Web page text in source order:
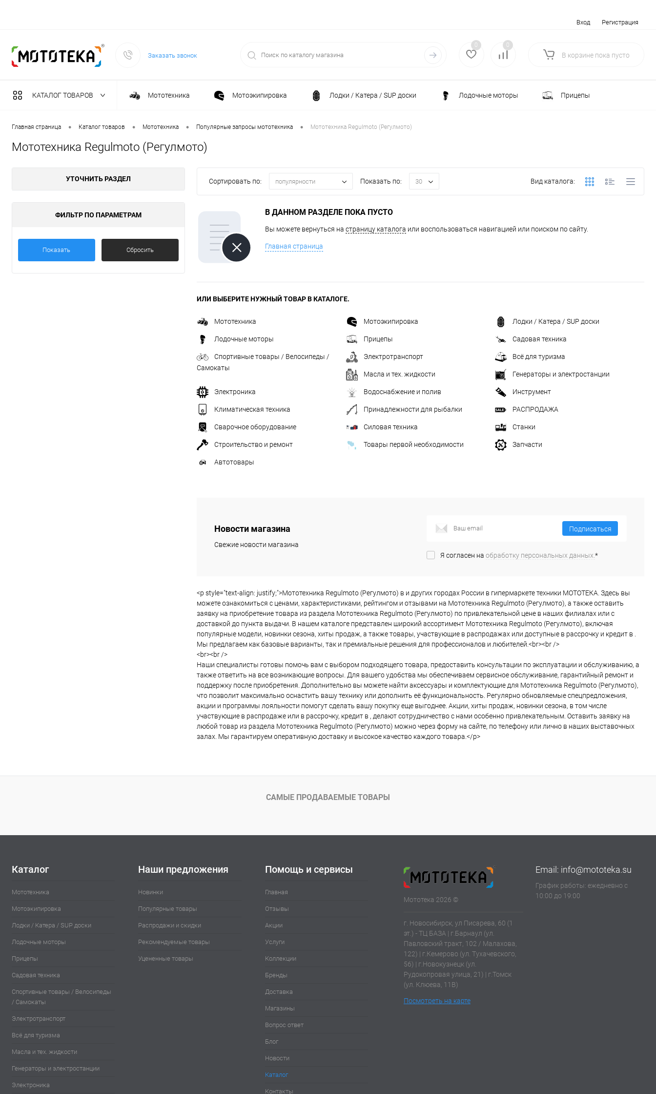
Вход Регистрация
Заказать звонок
0 0
В корзине пока пусто
КАТАЛОГ ТОВАРОВ Мототехника Мотоэкипировка Лодки / Катера / SUP доски Лодочные моторы Прицепы
Садовая техника Спортивные товары / Велосипеды / Самокаты
Масла и тех. жидкости
Климатическая техника Принадлежности для рыбалки РАСПРОДАЖА
Силовая техника Станки
Товары первой необходимости
Главная страница • Каталог товаров • Мототехника • Популярные запросы мототехника • Мототехника Regulmoto (Регулмото)
Мототехника Regulmoto (Регулмото)
УТОЧНИТЬ РАЗДЕЛ
ФИЛЬТР ПО ПАРАМЕТРАМ
Показать Сбросить
Сортировать по: популярности Показать по: 30 Вид каталога:
В ДАННОМ РАЗДЕЛЕ ПОКА ПУСТО
Вы можете вернуться на страницу каталога или воспользоваться навигацией или поиском по сайту.
Главная страница
ИЛИ ВЫБЕРИТЕ НУЖНЫЙ ТОВАР В КАТАЛОГЕ.
Мототехника Мотоэкипировка Лодки / Катера / SUP доски
Лодочные моторы Прицепы Садовая техника
Спортивные товары / Велосипеды /
Самокаты
Электротранспорт Всё для туризма
Масла и тех. жидкости Генераторы и электростанции
Электроника Водоснабжение и полив Инструмент
Климатическая техника Принадлежности для рыбалки РАСПРОДАЖА
Сварочное оборудование Силовая техника Станки
Строительство и ремонт Товары первой необходимости Запчасти
Автотовары
Новости магазина
Свежие новости магазина
Подписаться
Я согласен на обработку персональных данных. *
<p style="text-align: justify;">Мототехника Regulmoto (Регулмото) в и других городах России в гипермаркете техники МОТОТЕКА. Здесь вы
можете ознакомиться с ценами, характеристиками, рейтингом и отзывами на Мототехника Regulmoto (Регулмото), а также оставить
заявку на приобретение товара из раздела Мототехника Regulmoto (Регулмото) по привлекательной цене в наших филиалах или с
доставкой до пункта выдачи. В нашем каталоге представлен широкий ассортимент Мототехника Regulmoto (Регулмото), включая
популярные модели, новинки сезона, хиты продаж, а также товары, участвующие в распродажах или доступные в рассрочку и кредит в .
Мы предлагаем как базовые варианты, так и премиальные решения для профессионалов и любителей.<br><br />
<br><br />
Наши специалисты готовы помочь вам с выбором подходящего товара, предоставить консультации по эксплуатации и обслуживанию, а
также ответить на все возникающие вопросы. Для вашего удобства мы обеспечиваем сервисное обслуживание, гарантийный ремонт и
поддержку после приобретения. Дополнительно вы можете найти аксессуары и комплектующие для Мототехника Regulmoto (Регулмото),
что позволит максимально оснастить вашу технику или дополнить её функциональность. Регулярно обновляемые спецпредложения,
акции и программы лояльности помогут сделать вашу покупку еще выгоднее. Акции, хиты продаж, новинки сезона, в том числе
участвующие в распродаже или в рассрочку, кредит в , делают сотрудничество с нами особенно привлекательным. Оставить заявку на
любой товар из раздела Мототехника Regulmoto (Регулмото) можно через форму на сайте, по телефону или лично в наших выставочных
залах. Мы гарантируем оперативную доставку и высокое качество каждого товара.</p>
САМЫЕ ПРОДАВАЕМЫЕ ТОВАРЫ
Каталог
Мототехника
Мотоэкипировка
Лодки / Катера / SUP доски
Лодочные моторы
Прицепы
Садовая техника
Спортивные товары / Велосипеды
/ Самокаты
Электротранспорт
Всё для туризма
Масла и тех. жидкости
Генераторы и электростанции
Электроника
Наши предложения
Новинки
Популярные товары
Распродажи и скидки
Рекомендуемые товары
Уцененные товары
Помощь и сервисы
Главная
Отзывы
Акции
Услуги
Коллекции
Бренды
Доставка
Магазины
Вопрос ответ
Блог
Новости
Каталог
Контакты
Мототека 2026 ©
г. Новосибирск, ул Писарева, 60 (1
эт.) - ТЦ БАЗА | г.Барнаул (ул.
Павловский тракт, 102 / Малахова,
122) | г.Кемерово (ул. Тухачевского,
56) | г.Новокузнецк (ул.
Рудокопровая улица, 21) | г.Томск
(ул. Клюева, 11В)
Посмотреть на карте
Email: info@mototeka.su
График работы: ежедневно с
10:00 до 19:00